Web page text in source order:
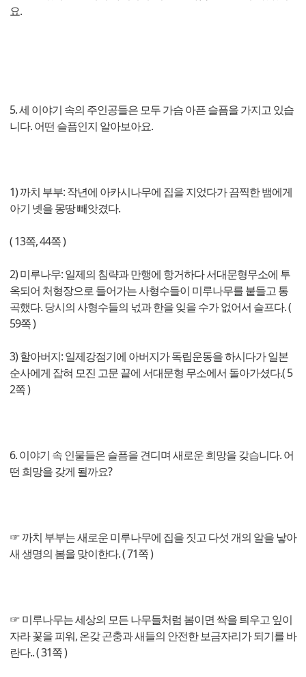
요.
5. 세 이야기 속의 주인공들은 모두 가슴 아픈 슬픔을 가지고 있습
니다. 어떤 슬픔인지 알아보아요.
1) 까치 부부: 작년에 아카시나무에 집을 지었다가 끔찍한 뱀에게
아기 넷을 몽땅 빼앗겼다.
( 13쪽, 44쪽 )
2) 미루나무: 일제의 침략과 만행에 항거하다 서대문형무소에 투
옥되어 처형장으로 들어가는 사형수들이 미루나무를 붙들고 통
곡했다. 당시의 사형수들의 넋과 한을 잊을 수가 없어서 슬프다. (
59쪽 )
3) 할아버지: 일제강점기에 아버지가 독립운동을 하시다가 일본
순사에게 잡혀 모진 고문 끝에 서대문형 무소에서 돌아가셨다.( 5
2쪽 )
6. 이야기 속 인물들은 슬픔을 견디며 새로운 희망을 갖습니다. 어
떤 희망을 갖게 될까요?
☞ 까치 부부는 새로운 미루나무에 집을 짓고 다섯 개의 알을 낳아
새 생명의 봄을 맞이한다. ( 71쪽 )
☞ 미루나무는 세상의 모든 나무들처럼 봄이면 싹을 틔우고 잎이
자라 꽃을 피워, 온갖 곤충과 새들의 안전한 보금자리가 되기를 바
란다.. ( 31쪽 )